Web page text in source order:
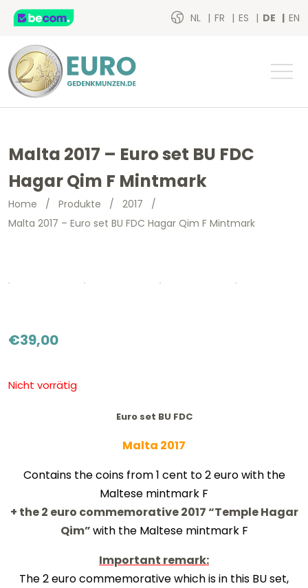
NL FR ES DE EN
Malta 2017 – Euro set BU FDC
Hagar Qim F Mintmark
Home / Produkte / 2017 /
Malta 2017 – Euro set BU FDC Hagar Qim F Mintmark
€39,00
Nicht vorrätig
Euro set BU FDC
Malta 2017
Contains the coins from 1 cent to 2 euro with the
Maltese mintmark F
+ the 2 euro commemorative 2017 “Temple Hagar
Qim”with the Maltese mintmark F
Important remark:
The 2 euro commemorative which is in this BU set,